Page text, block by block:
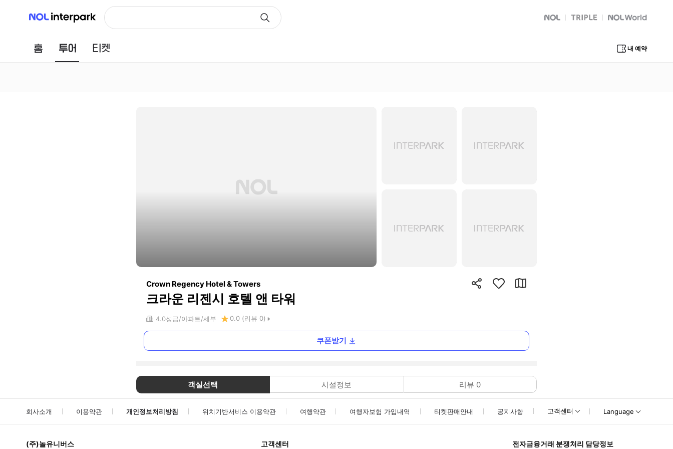
NOL 인터파크
NOL
트리플 Global Interpark
홈 투어 내 예약
Crown Regency Hotel & Towers
크라운 리젠시 호텔 앤 타워
4.0성급 아파트 세부 0.0 (리뷰 0)
쿠폰받기
객실선택 시설정보 리뷰 0
회사소개 이용약관 개인정보처리방침 위치기반서비스 이용약관 여행약관 여행자보험 가입내역 티켓판매안내 공지사항 고객센터 Language
(주)놀유니버스 고객센터 전자금융거래 분쟁처리 담당정보